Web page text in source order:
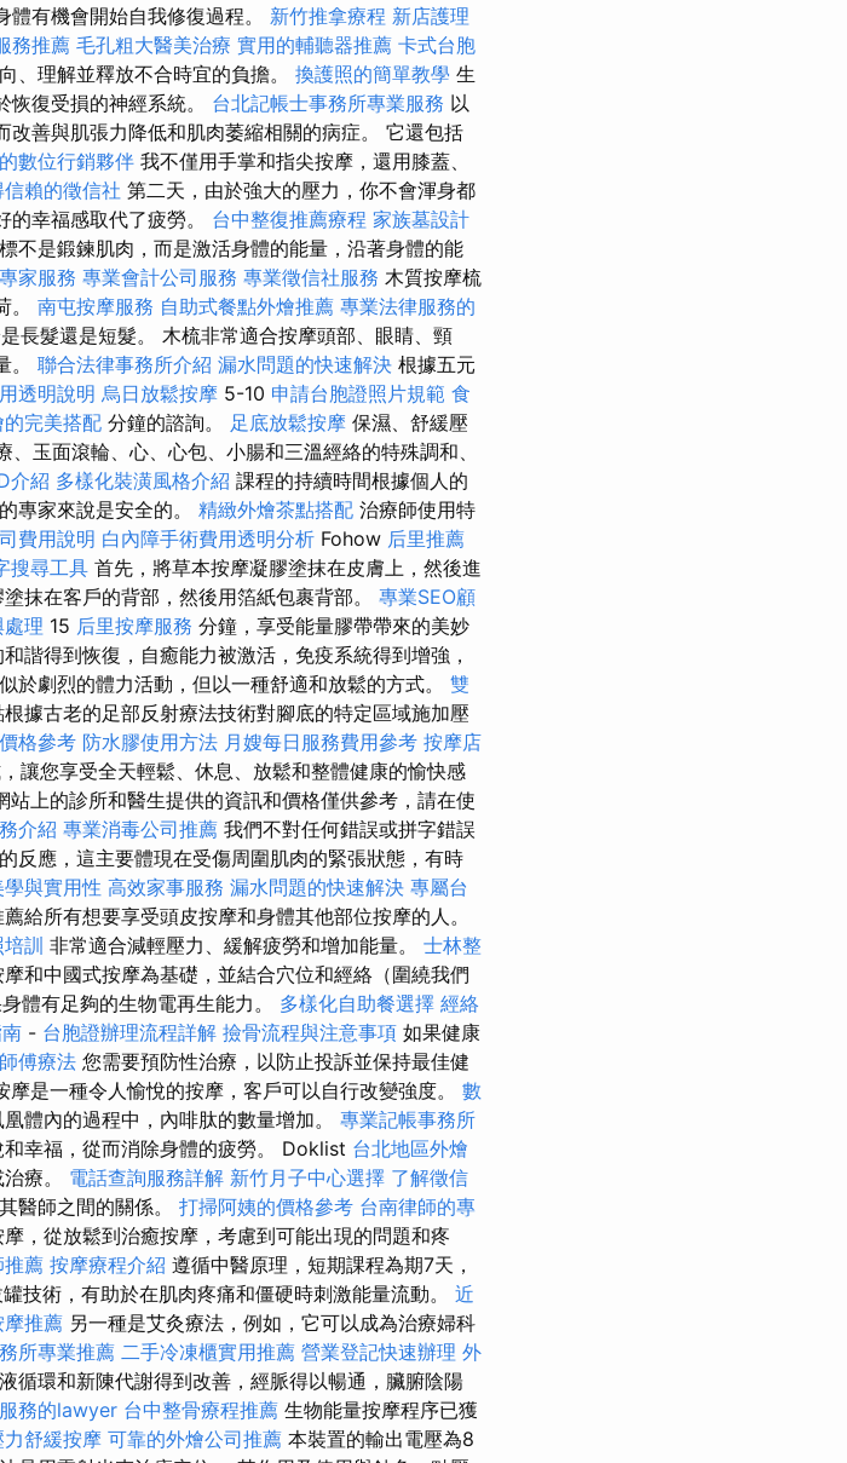
有機會開始自我修復過程。 新竹推拿療程 新店護理
務推薦 毛孔粗大醫美治療 實用的輔聽器推薦 卡式台胞
、理解並釋放不合時宜的負擔。 換護照的簡單教學 生
復受損的神經系統。 台北記帳士事務所專業服務 以
善與肌張力降低和肌肉萎縮相關的病症。 它還包括
數位行銷夥伴 我不僅用手掌和指尖按摩，還用膝蓋、
賴的徵信社 第二天，由於強大的壓力，你不會渾身都
幸福感取代了疲勞。 台中整復推薦療程 家族墓設計
不是鍛鍊肌肉，而是激活身體的能量，沿著身體的能
家服務 專業會計公司服務 專業徵信社服務 木質按摩梳
。 南屯按摩服務 自助式餐點外燴推薦 專業法律服務的
長髮還是短髮。 木梳非常適合按摩頭部、眼睛、頸
。 聯合法律事務所介紹 漏水問題的快速解決 根據五元
透明說明 烏日放鬆按摩 5-10 申請台胞證照片規範 食
完美搭配 分鐘的諮詢。 足底放鬆按摩 保濕、舒緩壓
玉面滾輪、心、心包、小腸和三溫經絡的特殊調和、
介紹 多樣化裝潢風格介紹 課程的持續時間根據個人的
專家來說是安全的。 精緻外燴茶點搭配 治療師使用特
費用說明 白內障手術費用透明分析 Fohow 后里推薦
搜尋工具 首先，將草本按摩凝膠塗抹在皮膚上，然後進
抹在客戶的背部，然後用箔紙包裹背部。 專業SEO顧
理 15 后里按摩服務 分鐘，享受能量膠帶帶來的美妙
諧得到恢復，自癒能力被激活，免疫系統得到增強，
於劇烈的體力活動，但以一種舒適和放鬆的方式。 雙
據古老的足部反射療法技術對腳底的特定區域施加壓
格參考 防水膠使用方法 月嫂每日服務費用參考 按摩店
讓您享受全天輕鬆、休息、放鬆和整體健康的愉快感
站上的診所和醫生提供的資訊和價格僅供參考，請在使
介紹 專業消毒公司推薦 我們不對任何錯誤或拼字錯誤
反應，這主要體現在受傷周圍肌肉的緊張狀態，有時
與實用性 高效家事服務 漏水問題的快速解決 專屬台
給所有想要享受頭皮按摩和身體其他部位按摩的人。
訓 非常適合減輕壓力、緩解疲勞和增加能量。 士林整
和中國式按摩為基礎，並結合穴位和經絡（圍繞我們
體有足夠的生物電再生能力。 多樣化自助餐選擇 經絡
- 台胞證辦理流程詳解 撿骨流程與注意事項 如果健康
傅療法 您需要預防性治療，以防止投訴並保持最佳健
摩是一種令人愉悅的按摩，客戶可以自行改變強度。 數
體內的過程中，內啡肽的數量增加。 專業記帳事務所
幸福，從而消除身體的疲勞。 Doklist 台北地區外燴
療。 電話查詢服務詳解 新竹月子中心選擇 了解徵信
醫師之間的關係。 打掃阿姨的價格參考 台南律師的專
，從放鬆到治癒按摩，考慮到可能出現的問題和疼
推薦 按摩療程介紹 遵循中醫原理，短期課程為期7天，
技術，有助於在肌肉疼痛和僵硬時刺激能量流動。 近
摩推薦 另一種是艾灸療法，例如，它可以成為治療婦科
所專業推薦 二手冷凍櫃實用推薦 營業登記快速辦理 外
循環和新陳代謝得到改善，經脈得以暢通，臟腑陰陽
務的lawyer 台中整骨療程推薦 生物能量按摩程序已獲
力舒緩按摩 可靠的外燴公司推薦 本裝置的輸出電壓為8